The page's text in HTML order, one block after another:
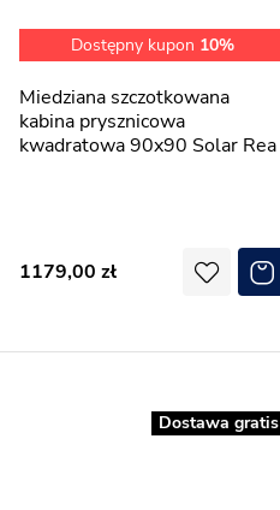
Dostępny kupon 10%
Miedziana szczotkowana
kabina prysznicowa
kwadratowa 90x90 Solar Rea
1179,00
Dostawa gratis